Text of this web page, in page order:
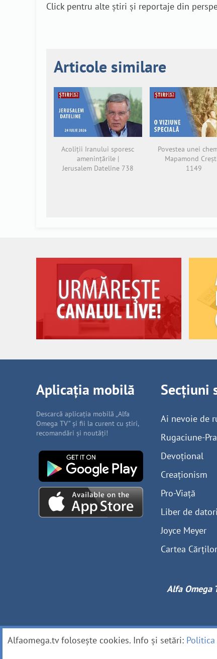
Click pentru alte știri și reportaje din
Articole similare
Acoliții Iranului sporesc
amenințările |
Jerusalem Dateline 738
Povestea unei
Mapamond
1149
Aplicația mobilă
Descarcă aplicația mobilă „Alfa
Omega TV” și fii la curent cu știri,
recomandări și noutăți!
Secțiuni
Ai nevoie de
Rugaciune-
Devoțional
Creaționism
Pro-Viață
Liber de
Joyce Meyer
Cartea Cărților
Alfa Omega
Alfaomega.tv folosește cookies. Info și setări: Politica